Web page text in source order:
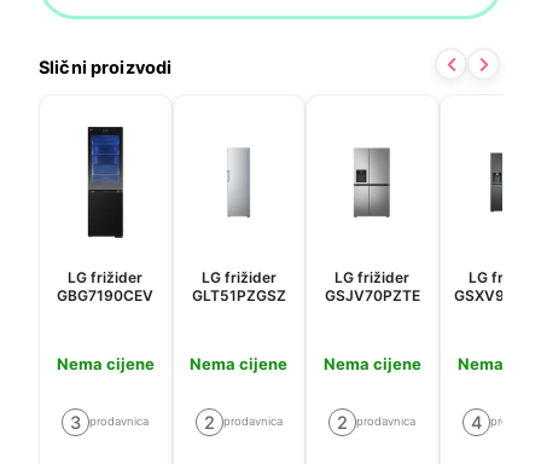
Slični proizvodi
LG frižider
GBG7190CEV
Nema cijene
3 prodavnica
LG frižider
GLT51PZGSZ
Nema cijene
2 prodavnica
LG frižider
GSJV70PZTE
Nema cijene
2 prodavnica
LG
Nema
4